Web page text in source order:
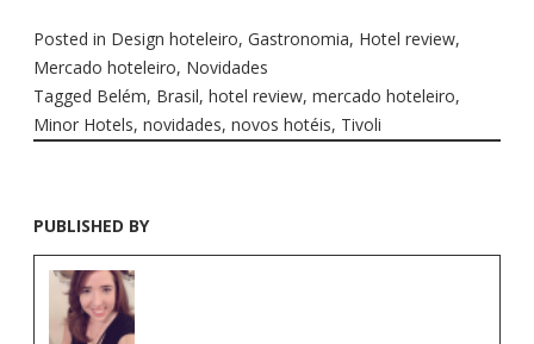
Posted in Design hoteleiro, Gastronomia, Hotel review,
Mercado hoteleiro, Novidades
Tagged Belém, Brasil, hotel review, mercado hoteleiro,
Minor Hotels, novidades, novos hotéis, Tivoli
PUBLISHED BY